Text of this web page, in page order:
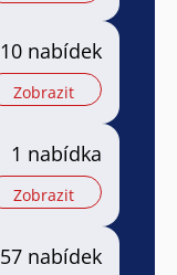
10 nabídek
Zobrazit
1 nabídka
Zobrazit
57 nabídek